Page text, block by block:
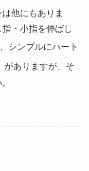
他にもありま
・小指を伸ばし
シンプルにハート
がありますが、そ